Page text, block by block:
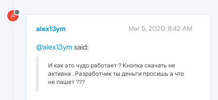
A
alex13ym Mar 5, 2020, 8:42 AM
@alex13ym said:
И как это чудо работает ? Кнопка скачать не
активна . Разработчик ты деньги просишь а что
не пашет ???